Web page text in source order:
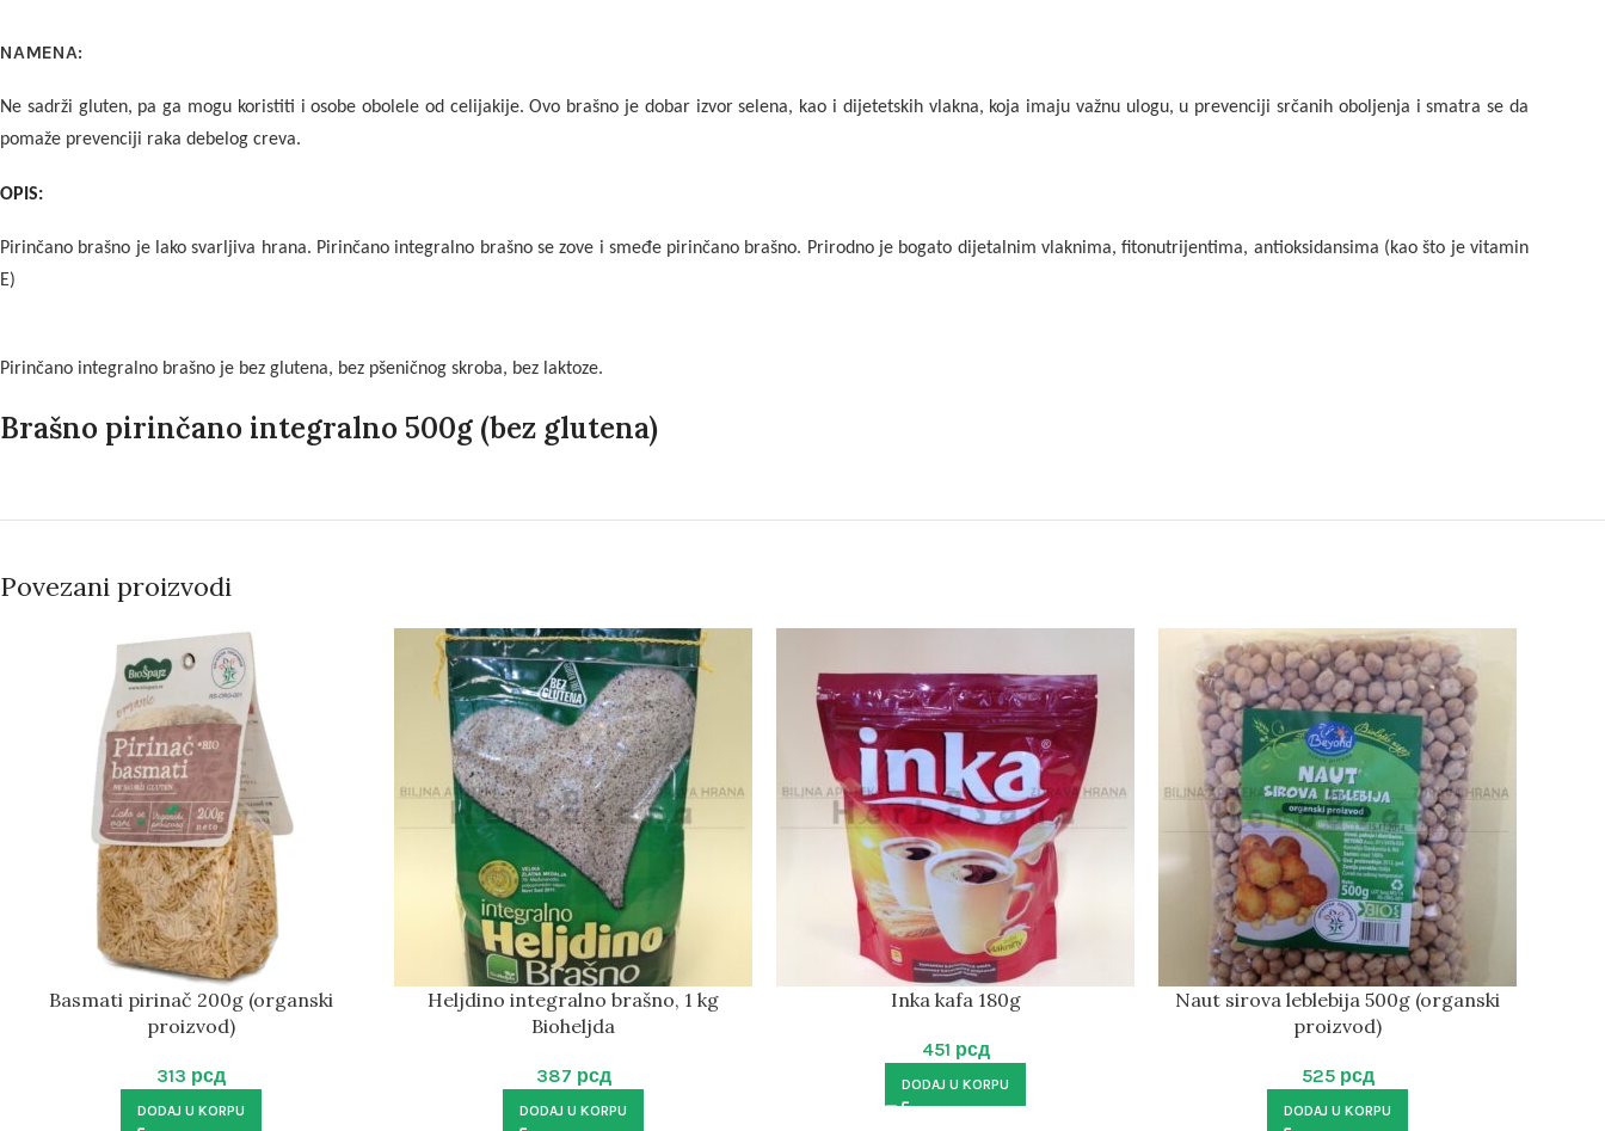
NAMENA:
Ne sadrži gluten, pa ga mogu koristiti i osobe obolele od celijakije. Ovo brašno je dobar izvor selena, kao i dijetetskih vlakna, koja imaju važnu ulogu, u prevenciji srčanih oboljenja i smatra se da
pomaže prevenciji raka debelog creva.
OPIS:
Pirinčano brašno je lako svarljiva hrana. Pirinčano integralno brašno se zove i smeđe pirinčano brašno. Prirodno je bogato dijetalnim vlaknima, fitonutrijentima, antioksidansima (kao što je vitamin
E)
Pirinčano integralno brašno je bez glutena, bez pšeničnog skroba, bez laktoze.
Brašno pirinčano integralno 500g (bez glutena)
Povezani proizvodi
Basmati pirinač 200g (organski
proizvod)
313 рсд
DODAJ U KORPU
Heljdino integralno brašno, 1 kg
Bioheljda
387 рсд
DODAJ U KORPU
Inka kafa 180g
451 рсд
DODAJ U KORPU
Naut sirova leblebija 500g (organski
proizvod)
525 рсд
DODAJ U KORPU